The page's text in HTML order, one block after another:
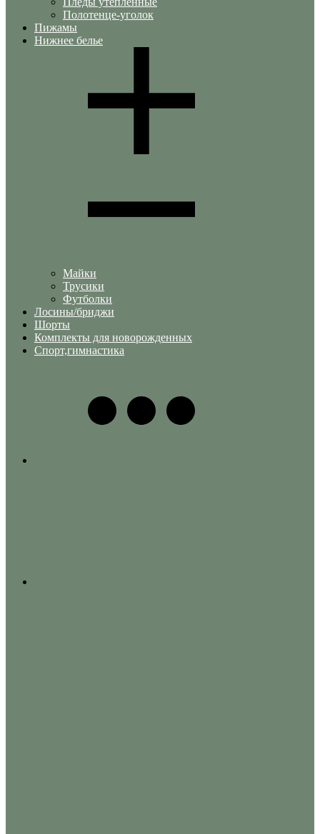
Полотенце-уголок
Пижамы
Нижнее белье
Майки
Трусики
Футболки
Лосины/бриджи
Шорты
Комплекты для новорожденных
Спорт,гимнастика